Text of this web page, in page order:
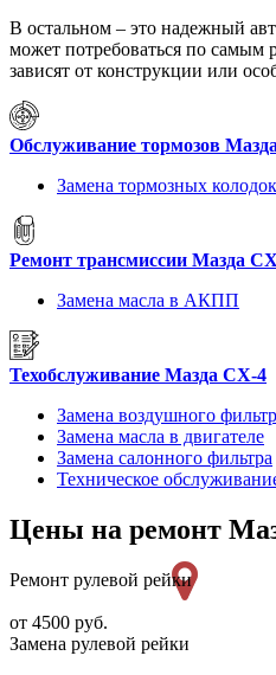
В остальном – это надежный
может потребоваться по
зависят от конструкции или
Обслуживание тормозов
Замена тормозных колодок
Ремонт трансмиссии Мазда
Замена масла в АКПП
Техобслуживание Мазда СХ-4
Замена воздушного
Замена масла в двигателе
Замена салонного фильтра
Техническое
Цены на ремонт
Ремонт рулевой рейки
от 4500 руб.
Замена рулевой рейки